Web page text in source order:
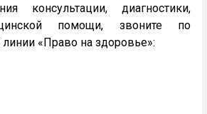
консультации, диагностики,
помощи, звоните по
«Право на здоровье»: